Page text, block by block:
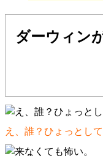
ダーウィン
え、誰？ひょっとし